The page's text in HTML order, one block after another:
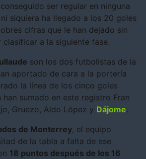
ser regular en ninguna
siquiera ha llegado a los 20 goles
cifras que le han dejado sin
a la siguiente fase.
son los dos futbolistas de la
aportado de cara a la portería
la línea de los cinco goles
han sumado en este registro Fran
Gruezo, Aldo López y Dájome.
de Monterrey, el equipo
de la tabla a falta de ese
18 puntos después de los 16